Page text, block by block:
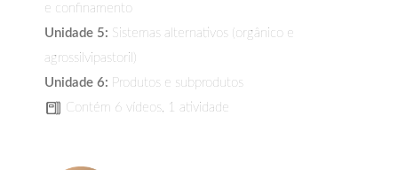
e confinamento
Unidade 5: Sistemas alternativos (orgânico e
agrossilvipastoril)
Unidade 6: Produtos e subprodutos
Contém 6 vídeos, 1 atividade